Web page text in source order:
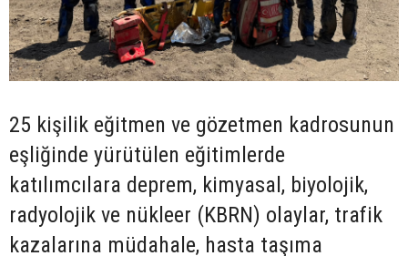
25 kişilik eğitmen ve gözetmen kadrosunun
eşliğinde yürütülen eğitimlerde
katılımcılara deprem, kimyasal, biyolojik,
radyolojik ve nükleer (KBRN) olaylar, trafik
kazalarına müdahale, hasta taşıma